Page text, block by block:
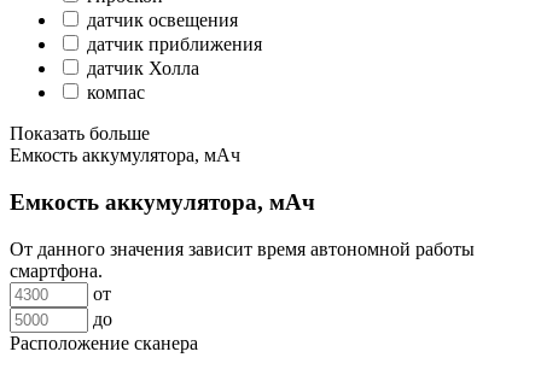
датчик освещения
датчик приближения
датчик Холла
компас
Показать больше
Емкость аккумулятора, мАч
Емкость аккумулятора, мАч
От данного значения зависит время автономной работы
смартфона.
от
до
Расположение сканера